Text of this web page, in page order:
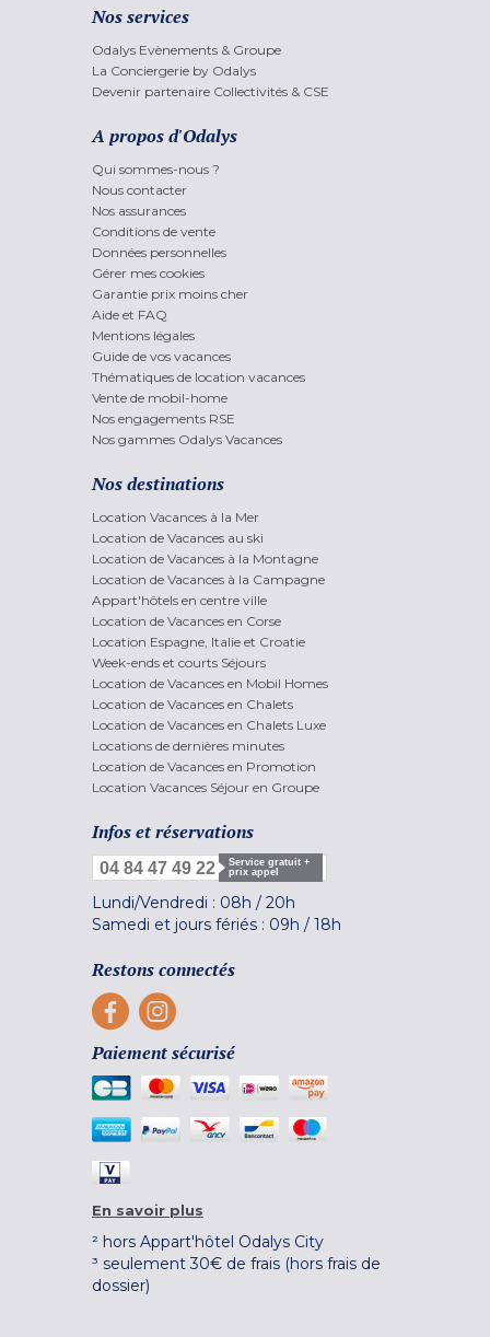
Nos services
Odalys Evènements & Groupe
La Conciergerie by Odalys
Devenir partenaire Collectivités & CSE
A propos d'Odalys
Qui sommes-nous ?
Nous contacter
Nos assurances
Conditions de vente
Données personnelles
Gérer mes cookies
Garantie prix moins cher
Aide et FAQ
Mentions légales
Guide de vos vacances
Thématiques de location vacances
Vente de mobil-home
Nos engagements RSE
Nos gammes Odalys Vacances
Nos destinations
Location Vacances à la Mer
Location de Vacances au ski
Location de Vacances à la Montagne
Location de Vacances à la Campagne
Appart'hôtels en centre ville
Location de Vacances en Corse
Location Espagne, Italie et Croatie
Week-ends et courts Séjours
Location de Vacances en Mobil Homes
Location de Vacances en Chalets
Location de Vacances en Chalets Luxe
Locations de dernières minutes
Location de Vacances en Promotion
Location Vacances Séjour en Groupe
Infos et réservations
04 84 47 49 22
Service gratuit +
prix appel
Lundi/Vendredi : 08h / 20h
Samedi et jours fériés : 09h / 18h
Restons connectés
Paiement sécurisé
En savoir plus
² hors Appart'hôtel Odalys City
³ seulement 30€ de frais (hors frais de
dossier)